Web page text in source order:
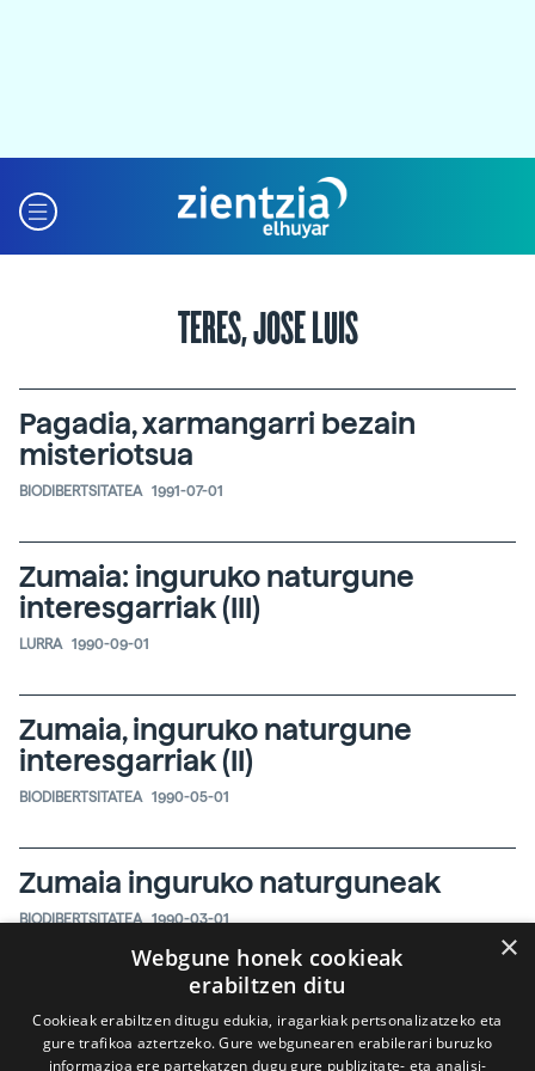
TERES, JOSE LUIS
Pagadia, xarmangarri bezain
misteriotsua
BIODIBERTSITATEA 1991-07-01
Zumaia: inguruko naturgune
interesgarriak (III)
LURRA 1990-09-01
Zumaia, inguruko naturgune
interesgarriak (II)
BIODIBERTSITATEA 1990-05-01
Zumaia inguruko naturguneak
BIODIBERTSITATEA 1990-03-01
Euskal Herriko Artelatza
BIODIBERTSITATEA 1989-04-01
×
Webgune honek cookieak
erabiltzen ditu
Cookieak erabiltzen ditugu edukia, iragarkiak pertsonalizatzeko eta
gure trafikoa aztertzeko. Gure webgunearen erabilerari buruzko
informazioa ere partekatzen dugu gure publizitate- eta analisi-